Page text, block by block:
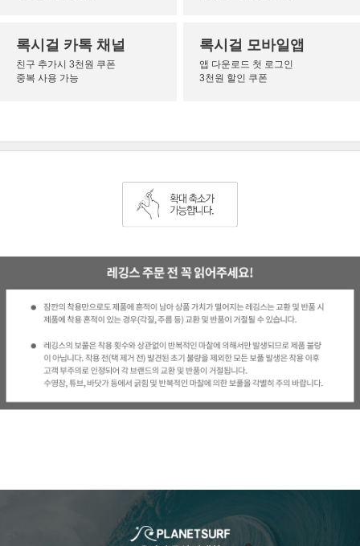
록시걸 카톡 채널
친구 추가시 3천원 쿠폰
중복 사용 가능
록시걸 모바일앱
앱 다운로드 첫 로그인
3천원 할인 쿠폰